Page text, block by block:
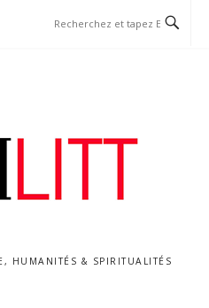
HUMANITÉS & SPIRITUALITÉS